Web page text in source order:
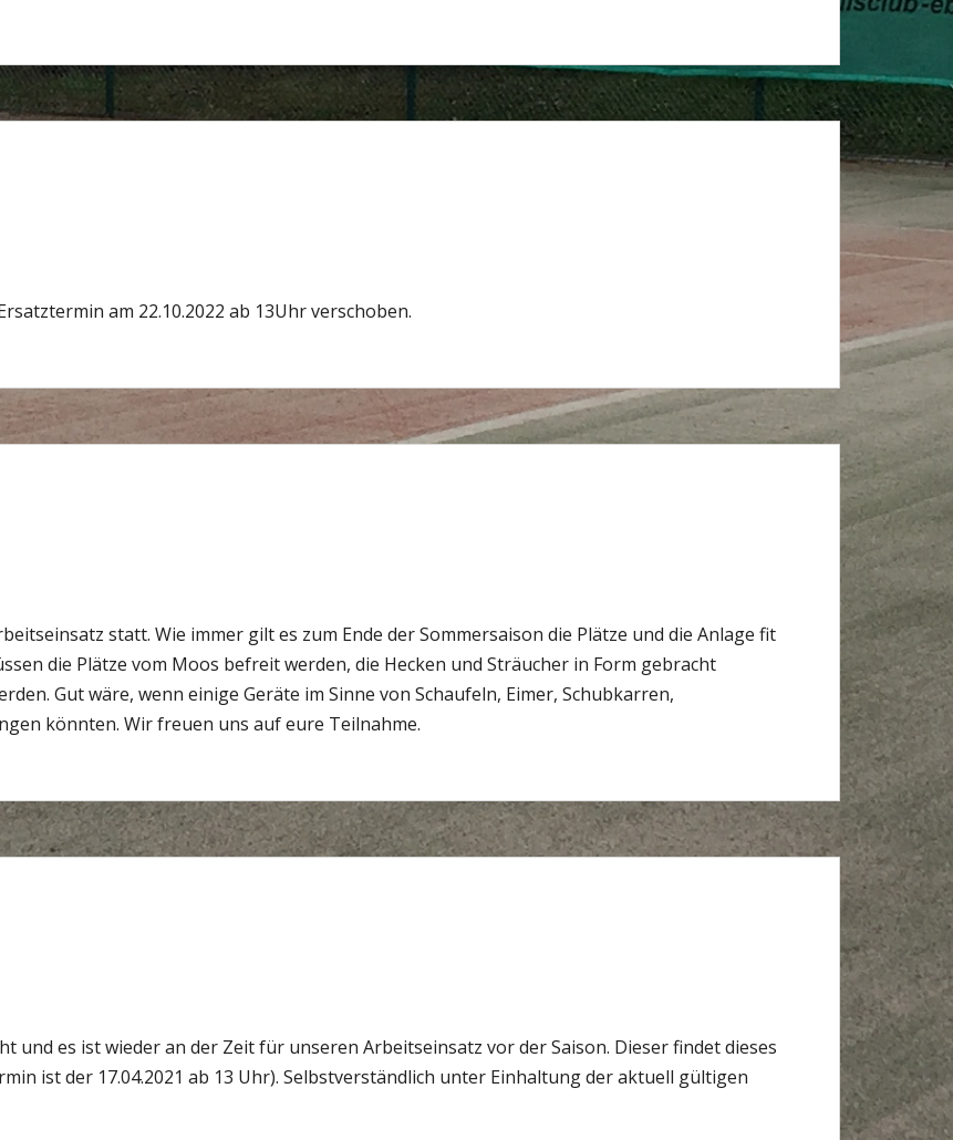
am 22.10.2022 ab 13Uhr verschoben.
statt. Wie immer gilt es zum Ende der Sommersaison die Plätze und die Anlage fit
die Plätze vom Moos befreit werden, die Hecken und Sträucher in Form gebracht
Gut wäre, wenn einige Geräte im Sinne von Schaufeln, Eimer, Schubkarren,
könnten. Wir freuen uns auf eure Teilnahme.
und es ist wieder an der Zeit für unseren Arbeitseinsatz vor der Saison. Dieser findet dieses
ist der 17.04.2021 ab 13 Uhr). Selbstverständlich unter Einhaltung der aktuell gültigen